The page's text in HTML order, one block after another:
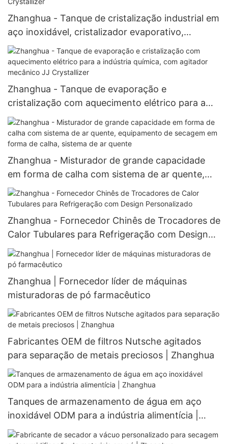
Zhanghua - Tanque de cristalização industrial em
aço inoxidável, cristalizador evaporativo,
cristalizador a vácuo JJ Crystallizer
Zhanghua - Tanque de evaporação e
cristalização com aquecimento elétrico para a
indústria química, com agitador mecânico JJ
Crystallizer
Zhanghua - Misturador de grande capacidade
em forma de calha com sistema de ar quente,
equipamento de secagem em forma de calha,
sistema de ar quente
Zhanghua - Fornecedor Chinês de Trocadores de
Calor Tubulares para Refrigeração com Design
Personalizado
Zhanghua | Fornecedor líder de máquinas
misturadoras de pó farmacêutico
Fabricantes OEM de filtros Nutsche agitados
para separação de metais preciosos | Zhanghua
Tanques de armazenamento de água em aço
inoxidável ODM para a indústria alimentícia |
Zhanghua